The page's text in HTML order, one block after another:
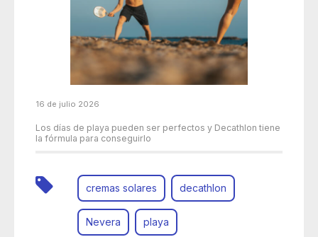
16 de julio 2026
Los días de playa pueden ser perfectos y Decathlon tiene
la fórmula para conseguirlo
cremas solares decathlon
Nevera playa